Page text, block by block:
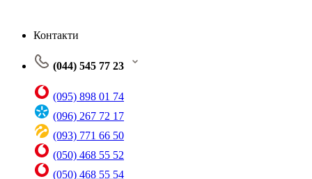
Контакти
(044) 545 77 23
(095) 898 01 74
(096) 267 72 17
(093) 771 66 50
(050) 468 55 52
(050) 468 55 54